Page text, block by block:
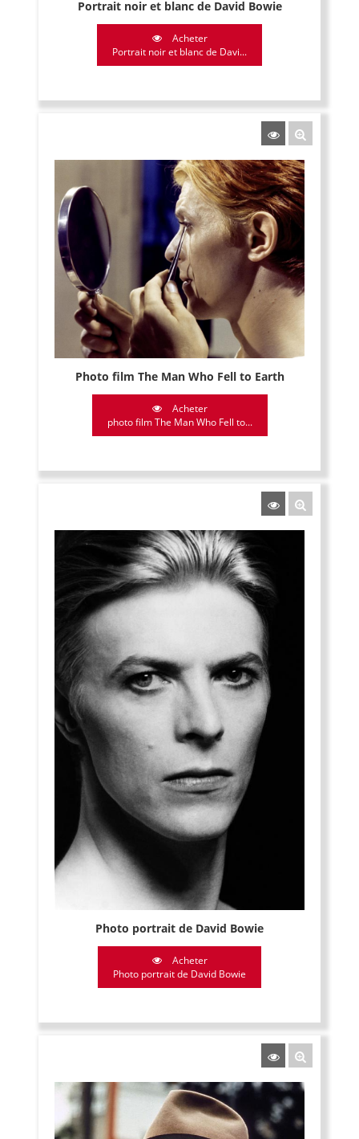
Portrait noir et blanc de David Bowie
Acheter
Portrait noir et blanc de Davi...
Photo film The Man Who Fell to Earth
Acheter
photo film The Man Who Fell to...
Photo portrait de David Bowie
Acheter
Photo portrait de David Bowie